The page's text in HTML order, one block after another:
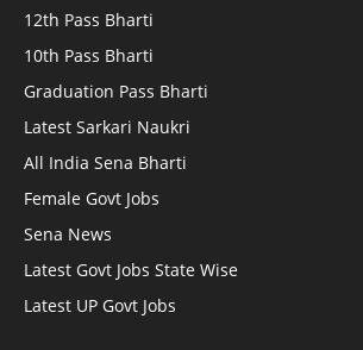
12th Pass Bharti
10th Pass Bharti
Graduation Pass Bharti
Latest Sarkari Naukri
All India Sena Bharti
Female Govt Jobs
Sena News
Latest Govt Jobs State Wise
Latest UP Govt Jobs